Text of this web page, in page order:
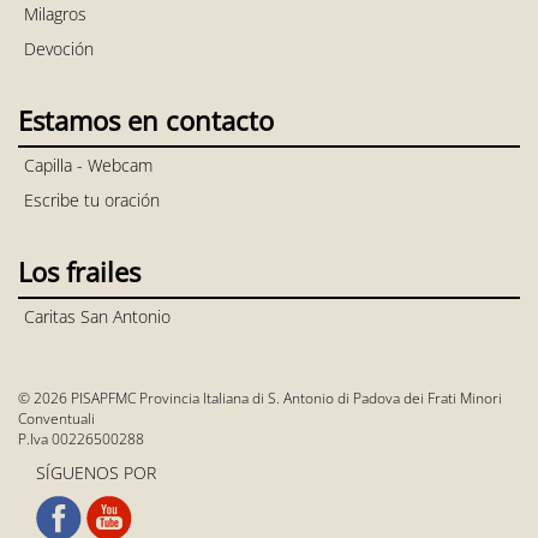
Milagros
Devoción
Estamos en contacto
Capilla - Webcam
Escribe tu oración
Los frailes
Caritas San Antonio
© 2026 PISAPFMC Provincia Italiana di S. Antonio di Padova dei Frati Minori
Conventuali
P.Iva 00226500288
SÍGUENOS POR